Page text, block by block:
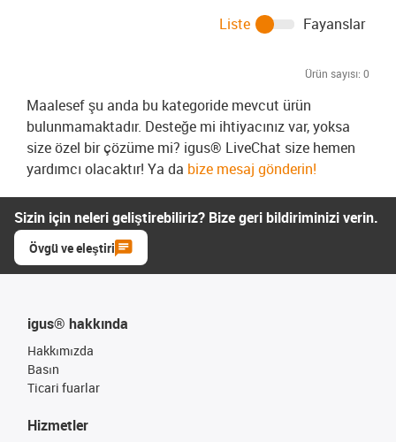
Ürün sayısı: 0
Liste Fayanslar
Maalesef şu anda bu kategoride mevcut ürün
bulunmamaktadır. Desteğe mi ihtiyacınız var, yoksa
size özel bir çözüme mi? igus® LiveChat size hemen
yardımcı olacaktır! Ya da bize mesaj gönderin!
Sizin için neleri geliştirebiliriz? Bize geri bildiriminizi verin.
Övgü ve eleştiri
igus® hakkında
Hakkımızda
Basın
Ticari fuarlar
Hizmetler